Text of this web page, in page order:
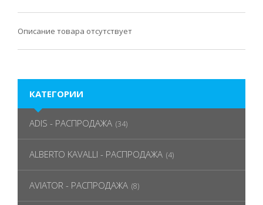
Описание товара отсутствует
КАТЕГОРИИ
ADIS - РАСПРОДАЖА (34)
ALBERTO KAVALLI - РАСПРОДАЖА (4)
AVIATOR - РАСПРОДАЖА (8)